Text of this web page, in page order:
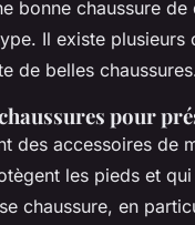
bonne chaussure
Il existe
de belles
pour
des accessoires de
les pieds et
chaussure, en